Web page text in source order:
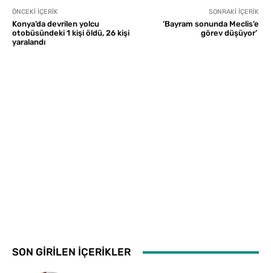
ÖNCEKI İÇERIK
Konya’da devrilen yolcu
otobüsündeki 1 kişi öldü, 26 kişi
yaralandı
SONRAKI İÇERIK
‘Bayram sonunda Meclis’e
görev düşüyor’
SON GİRİLEN İÇERİKLER